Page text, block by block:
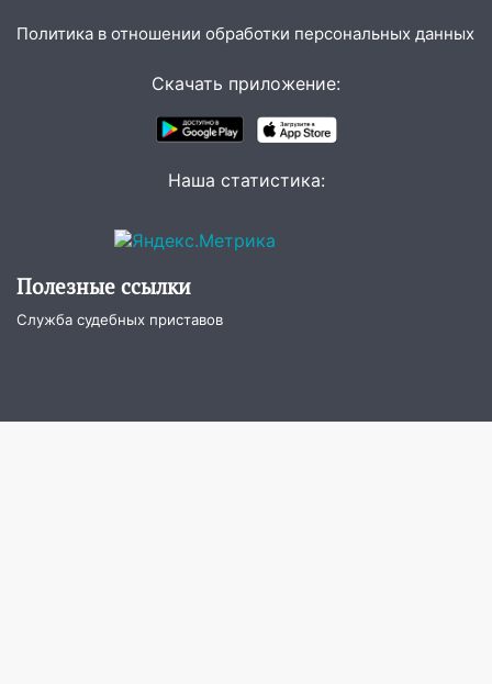
16:30
Прогноз погоды в Ульяновской
области на 5 августа
В Сурском районе сёла оказались
не защищены от лесных пожаров
16-м этаже в Ульяновске
усилить борьбу со свалками в
16:06 Патриарх Кирилл оценил работу
Симбирской епархии
анализов
Политика в отношении обработки персональных данных
Скачать приложение:
Наша статистика:
Полезные ссылки
Служба судебных приставов